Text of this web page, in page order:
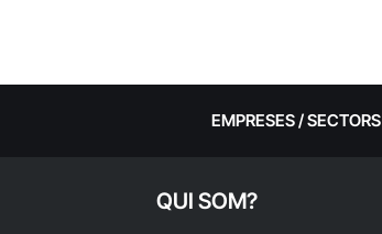
EMPRESES / SECTORS
QUI SOM?